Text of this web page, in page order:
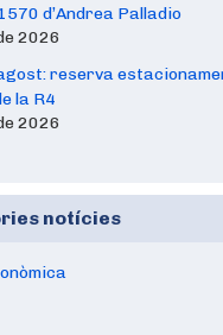
d’Andrea Palladio
2026
reserva
la R4
2026
notícies